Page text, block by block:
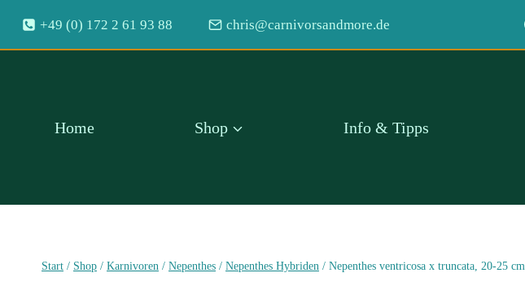
Inhalt
springen
+49 (0) 172 2 61 93 88 chris@carnivorsandmore.de
Home Shop Info & Tipps
Start / Shop / Karnivoren / Nepenthes / Nepenthes Hybriden / Nepenthes ventricosa x truncata, 20-25 cm